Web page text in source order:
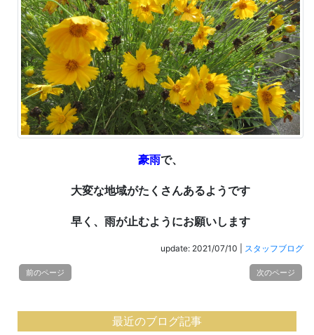
豪雨で、
大変な地域がたくさんあるようです
早く、雨が止むようにお願いします
update: 2021/07/10 スタッフブログ
前のページ 次のページ
最近のブログ記事